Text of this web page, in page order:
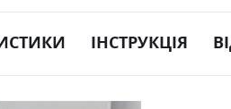
ІНСТРУКЦІЯ